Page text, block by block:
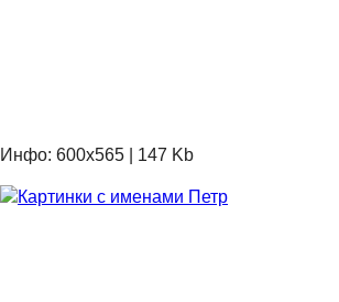
Инфо: 600х565 | 147 Kb